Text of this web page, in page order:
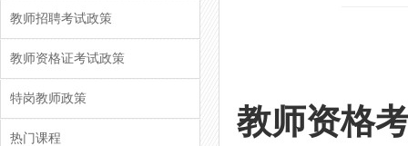
教师招聘考试政策
教师资格证考试政策
特岗教师政策
热门课程
教师资格